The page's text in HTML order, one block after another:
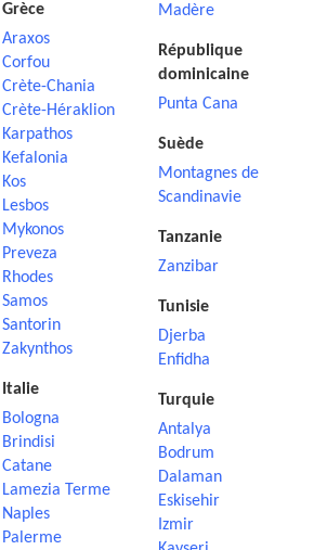
Grèce
Araxos
Corfou
Crète-Chania
Crète-Héraklion
Karpathos
Kefalonia
Kos
Lesbos
Mykonos
Preveza
Rhodes
Samos
Santorin
Zakynthos
Italie
Bologna
Brindisi
Catane
Lamezia Terme
Naples
Palerme
Madère
République
dominicaine
Punta Cana
Suède
Montagnes de
Scandinavie
Tanzanie
Zanzibar
Tunisie
Djerba
Enfidha
Turquie
Antalya
Bodrum
Dalaman
Eskisehir
Izmir